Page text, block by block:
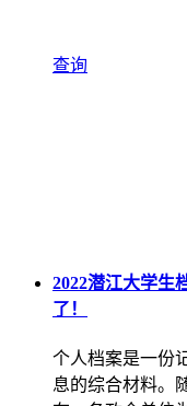
查询
2022潜江大学生
了！
个人档案是一份
息的综合材料。